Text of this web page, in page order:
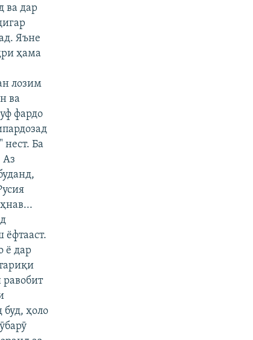
ва дар
Яъне
ҳама
лозим
ва
фардо
нест. Ба
Аз
ёфтааст.
ё дар
равобит
буд, ҳоло